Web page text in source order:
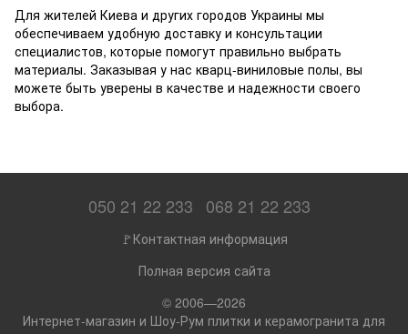
Для жителей Киева и других городов Украины мы
обеспечиваем удобную доставку и консультации
специалистов, которые помогут правильно выбрать
материалы. Заказывая у нас кварц-виниловые полы, вы
можете быть уверены в качестве и надежности своего
выбора.
050 21 22 233 068 21 22 233
🚩Контактная информация
Полная версия сайта
© 2006—2026
Интернет-магазин и Шоу-Рум плитки и керамогранита для